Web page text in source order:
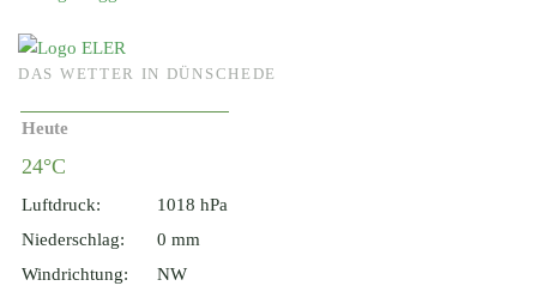
DAS WETTER IN DÜNSCHEDE
Heute
24°C
Luftdruck:
1018 hPa
Niederschlag:
0 mm
Windrichtung:
NW